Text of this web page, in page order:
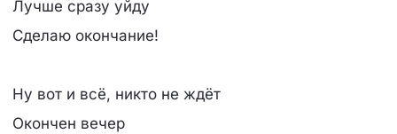
Лучше сразу уйду
Сделаю окончание!
Ну вот и всё, никто не ждёт
Окончен вечер